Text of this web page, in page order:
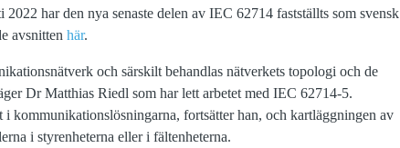
har den nya senaste delen av IEC 62714 fastställts som svensk
avsnitten här.
och särskilt behandlas nätverkets topologi och de
Dr Matthias Riedl som har lett arbetet med IEC 62714-5.
i kommunikationslösningarna, fortsätter han, och kartläggningen av
i styrenheterna eller i fältenheterna.